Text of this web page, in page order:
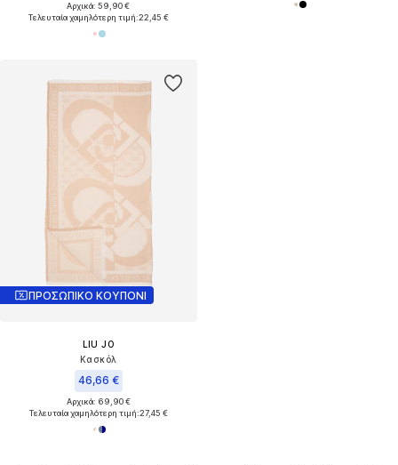
Αρχικά: 59,90 €
Τελευταία χαμηλότερη τιμή:22,45 €
ΠΡΟΣΩΠΙΚΟ ΚΟΥΠΟΝΙ
LIU JO
Κασκόλ
46,66 €
Αρχικά: 69,90 €
Τελευταία χαμηλότερη τιμή:27,45 €